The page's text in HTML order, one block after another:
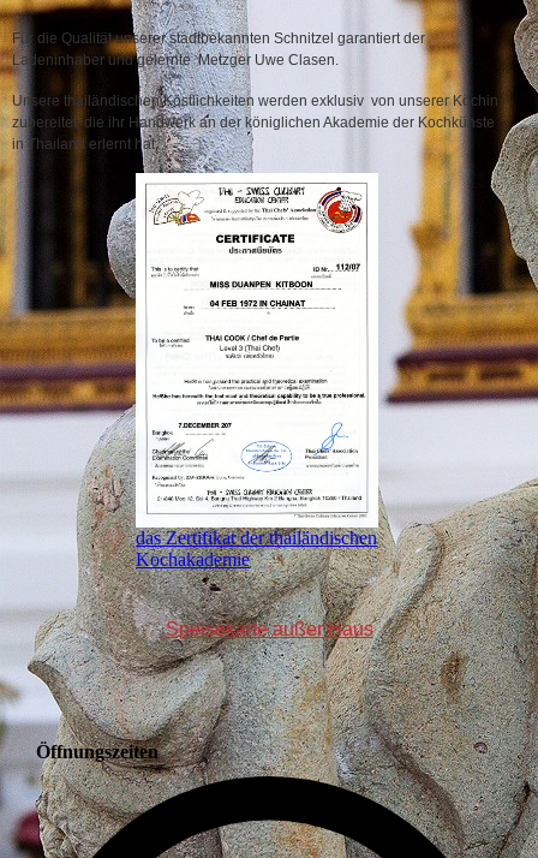
Für die Qualität unserer stadtbekannten Schnitzel garantiert der
Ladeninhaber und gelernte Metzger Uwe Clasen.
Unsere thailändischen Köstlichkeiten werden exklusiv von unserer Köchin
zubereitet, die ihr Handwerk an der königlichen Akademie der Kochkünste
in Thailand erlernt hat.
das Zertifikat der thailändischen
Kochakademie
Speisekarte außer Haus
Öffnungszeiten